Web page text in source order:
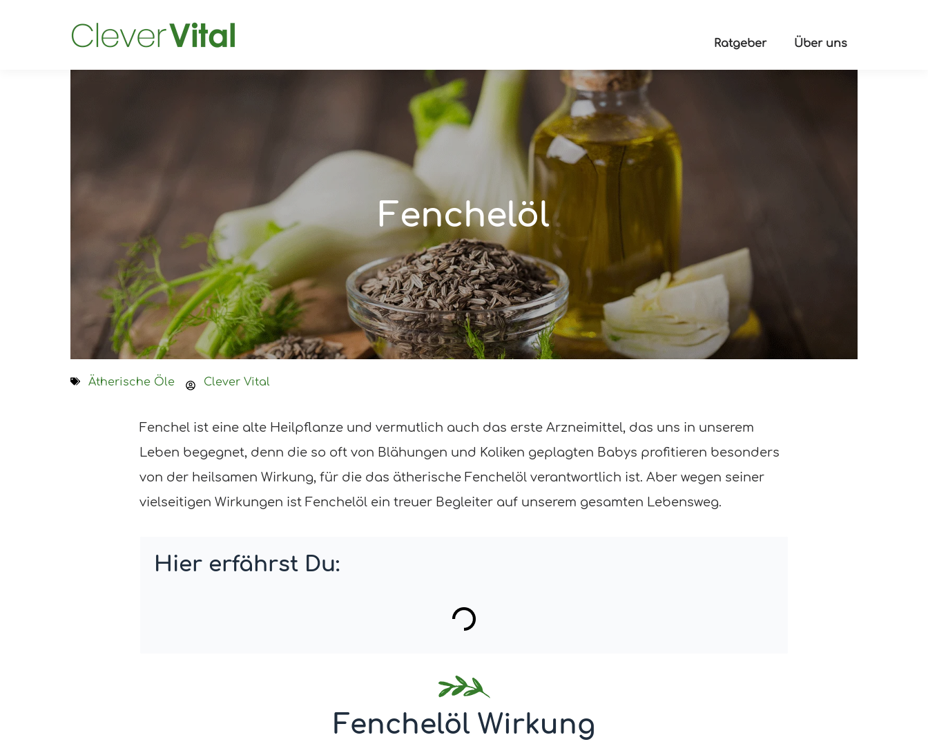
Ratgeber Über uns
Fenchelöl
Ätherische Öle Clever Vital
Fenchel ist eine alte Heilpflanze und vermutlich auch das erste Arzneimittel, das uns in unserem
Leben begegnet, denn die so oft von Blähungen und Koliken geplagten Babys profitieren besonders
von der heilsamen Wirkung, für die das ätherische Fenchelöl verantwortlich ist. Aber wegen seiner
vielseitigen Wirkungen ist Fenchelöl ein treuer Begleiter auf unserem gesamten Lebensweg.
Hier erfährst Du:
Fenchelöl Wirkung